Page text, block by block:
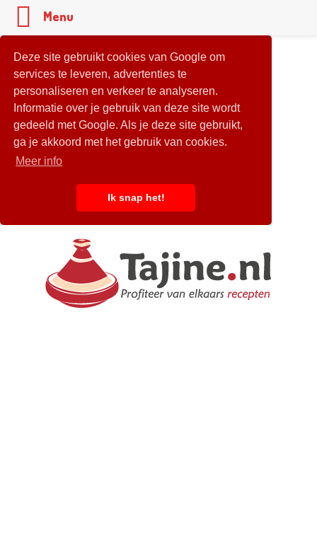
Deze site gebruikt cookies van Google om
services te leveren, advertenties te
personaliseren en verkeer te analyseren.
Informatie over je gebruik van deze site wordt
gedeeld met Google. Als je deze site gebruikt,
ga je akkoord met het gebruik van cookies.
Meer info
Ik snap het!
Menu